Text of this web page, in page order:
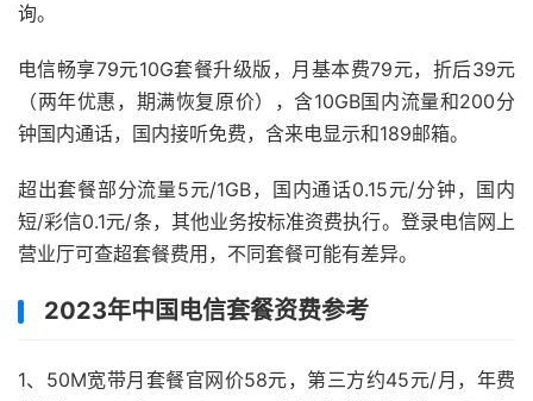
询。
电信畅享79元10G套餐升级版，月基本费79元，折后39元
（两年优惠，期满恢复原价），含10GB国内流量和200分
钟国内通话，国内接听免费，含来电显示和189邮箱。
超出套餐部分流量5元/1GB，国内通话0.15元/分钟，国内
短/彩信0.1元/条，其他业务按标准资费执行。登录电信网上
营业厅可查超套餐费用，不同套餐可能有差异。
2023年中国电信套餐资费参考
1、50M宽带月套餐官网价58元，第三方约45元/月，年费